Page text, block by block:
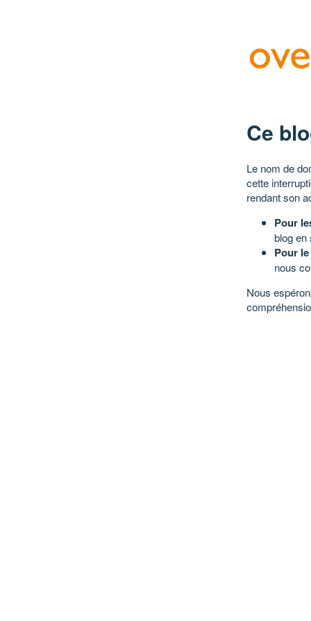
Ce
Le nom de
cette
rendant son
Pour
blog en
Pour
nous
Nous